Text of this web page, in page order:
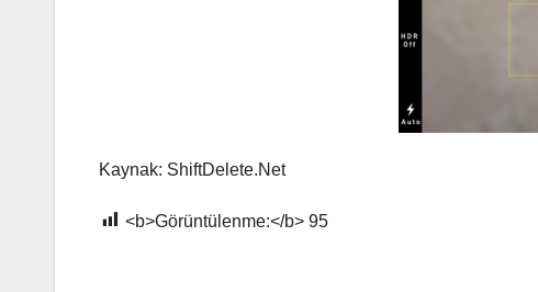
Kaynak: ShiftDelete.Net
<b>Görüntülenme:</b> 95